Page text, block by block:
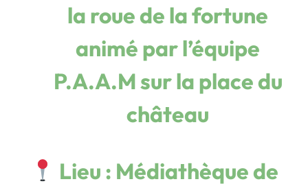
la roue de la fortune
animé par l’équipe
P.A.A.M sur la place du
château
Lieu : Médiathèque de